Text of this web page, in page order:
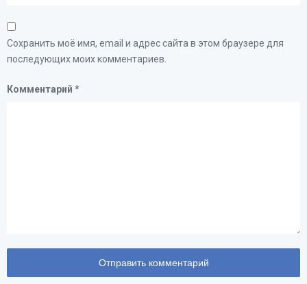
Сохранить моё имя, email и адрес сайта в этом браузере для
последующих моих комментариев.
Комментарий *